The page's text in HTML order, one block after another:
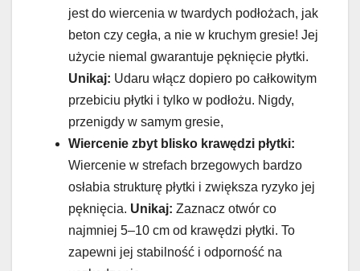
jest do wiercenia w twardych podłożach, jak
beton czy cegła, a nie w kruchym gresie! Jej
użycie niemal gwarantuje pęknięcie płytki.
Unikaj: Udaru włącz dopiero po całkowitym
przebiciu płytki i tylko w podłożu. Nigdy,
przenigdy w samym gresie,
Wiercenie zbyt blisko krawędzi płytki:
Wiercenie w strefach brzegowych bardzo
osłabia strukturę płytki i zwiększa ryzyko jej
pęknięcia. Unikaj: Zaznacz otwór co
najmniej 5–10 cm od krawędzi płytki. To
zapewni jej stabilność i odporność na